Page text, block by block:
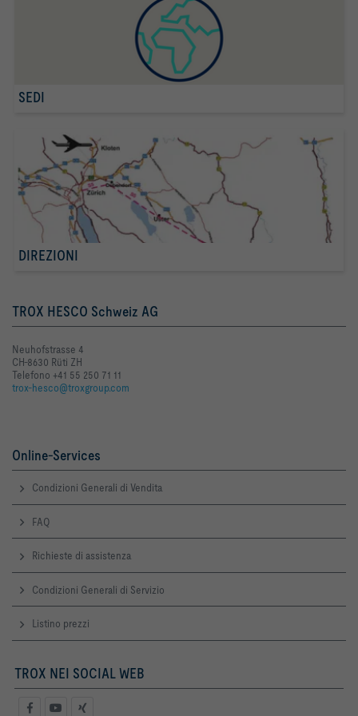
SEDI
DIREZIONI
TROX HESCO Schweiz AG
Neuhofstrasse 4
CH-8630 Rüti ZH
Telefono +41 55 250 71 11
trox-hesco@troxgroup.com
Online-Services
Condizioni Generali di Vendita
FAQ
Richieste di assistenza
Condizioni Generali di Servizio
Listino prezzi
TROX NEI SOCIAL WEB